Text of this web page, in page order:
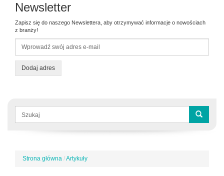
Newsletter
Zapisz się do naszego Newslettera, aby otrzymywać informacje o nowościach
z branży!
Dodaj adres
Formularz
wyszukiwania
Jesteś
Strona główna /Artykuły